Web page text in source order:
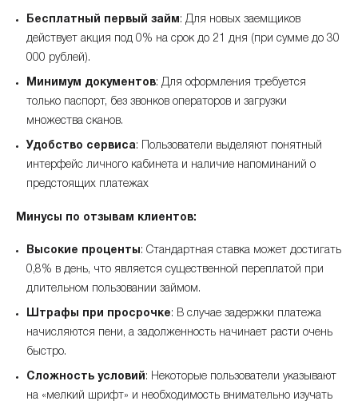
Бесплатный первый займ : Для новых заемщиков
действует акция под 0% на срок до 21 дня (при сумме до 30
000 рублей).
Минимум документов: Для оформления требуется
только паспорт, без звонков операторов и загрузки
множества сканов.
Удобство сервиса: Пользователи выделяют понятный
интерфейс личного кабинета и наличие напоминаний о
предстоящих платежах
Минусы по отзывам клиентов:
Высокие проценты : Стандартная ставка может достигать
0,8% в день, что является существенной переплатой при
длительном пользовании займом.
Штрафы при просрочке: В случае задержки платежа
начисляются пени, а задолженность начинает расти очень
быстро.
Сложность условий : Некоторые пользователи указывают
на «мелкий шрифт» и необходимость внимательно изучать